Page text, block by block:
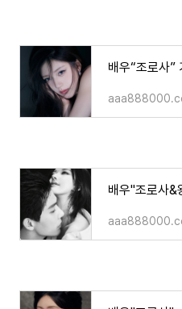
배우“조로사”